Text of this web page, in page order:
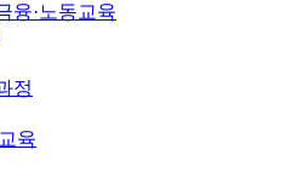
융·노동교육
정
육